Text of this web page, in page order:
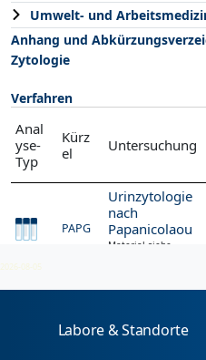
Umwelt- und
Anhang und
Zytologie
Verfahren
Anal
yse-
Typ
Kürz
el
Untersuchung
PAPG
Urinzytologie
nach
Papanicolaou
Material siehe
2026-08-05
Labore & Standorte